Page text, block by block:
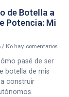
de Botella a
Potencia: Mi
No hay comentarios
pasé de ser
botella de mis
construir